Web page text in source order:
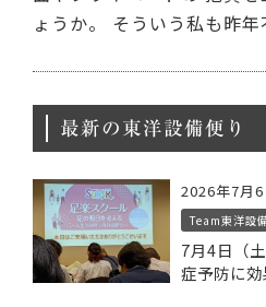
ょうか。 そういう私も昨
最新の東洋設備便り
2026年7月6
Team東洋設
7月4日（
症予防に効